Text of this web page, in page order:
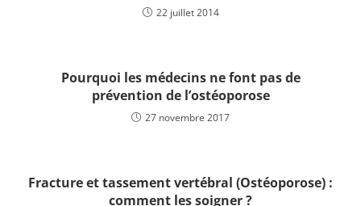
22 juillet 2014
Pourquoi les médecins ne font pas de
prévention de l’ostéoporose
27 novembre 2017
Fracture et tassement vertébral (Ostéoporose) :
comment les soigner ?